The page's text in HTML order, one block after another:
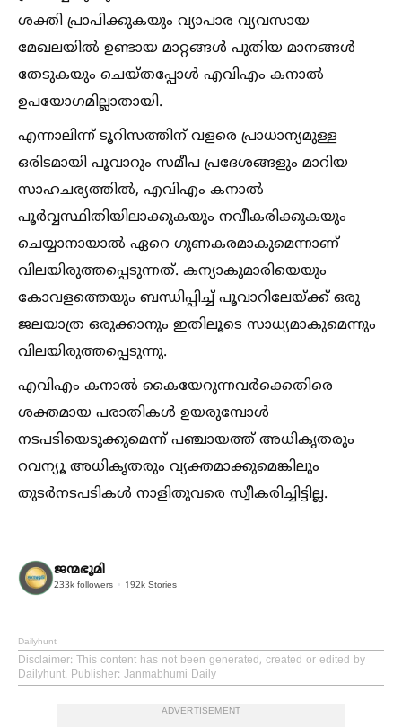
ശക്തി പ്രാപിക്കുകയും വ്യാപാര വ്യവസായ
മേഖലയില്‍ ഉണ്ടായ മാറ്റങ്ങള്‍ പുതിയ മാനങ്ങള്‍
തേടുകയും ചെയ്തപ്പോള്‍ എവിഎം കനാല്‍
ഉപയോഗമില്ലാതായി.
എന്നാലിന്ന് ടൂറിസത്തിന് വളരെ പ്രാധാന്യമുള്ള
ഒരിടമായി പൂവാറും സമീപ പ്രദേശങ്ങളും മാറിയ
സാഹചര്യത്തില്‍, എവിഎം കനാല്‍
പൂര്‍വ്വസ്ഥിതിയിലാക്കുകയും നവീകരിക്കുകയും
ചെയ്യാനായാല്‍ ഏറെ ഗുണകരമാകുമെന്നാണ്
വിലയിരുത്തപ്പെടുന്നത്. കന്യാകുമാരിയെയും
കോവളത്തെയും ബന്ധിപ്പിച്ച്‌ പൂവാറിലേയ്‌ക്ക് ഒരു
ജലയാത്ര ഒരുക്കാനും ഇതിലൂടെ സാധ്യമാകുമെന്നും
വിലയിരുത്തപ്പെടുന്നു.
എവിഎം കനാല്‍ കൈയേറുന്നവര്‍ക്കെതിരെ
ശക്തമായ പരാതികള്‍ ഉയരുമ്പോള്‍
നടപടിയെടുക്കുമെന്ന് പഞ്ചായത്ത് അധികൃതരും
റവന്യൂ അധികൃതരും വ്യക്തമാക്കുമെങ്കിലും
തുടര്‍നടപടികള്‍ നാളിതുവരെ സ്വീകരിച്ചിട്ടില്ല.
ജന്മഭൂമി
233k followers 192k Stories
Dailyhunt
Disclaimer: This content has not been generated, created or edited by
Dailyhunt. Publisher: Janmabhumi Daily
ADVERTISEMENT